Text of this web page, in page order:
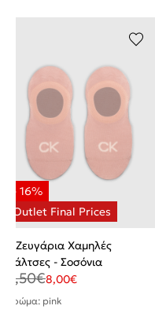
2 Ζευγάρια Χαμηλές
Κάλτσες - Σοσόνια
9,50€8,00€
Χρώμα: pink